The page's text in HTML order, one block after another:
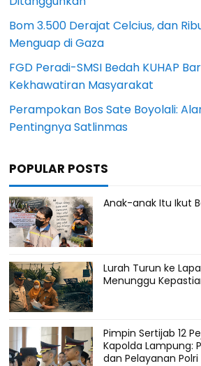
Bom 3.500 Derajat Celcius, dan
Menguap di Gaza
FGD Peradi-SMSI Bedah KUHAP
Kekhawatiran Masyarakat
Perampokan Bos Sate Boyolali:
Pentingnya Satlinmas
POPULAR POSTS
Anak-anak Itu Ikut
Lurah Turun ke
Menunggu
Pimpin Sertijab 12
Kapolda Lampung:
dan Pelayanan Polri